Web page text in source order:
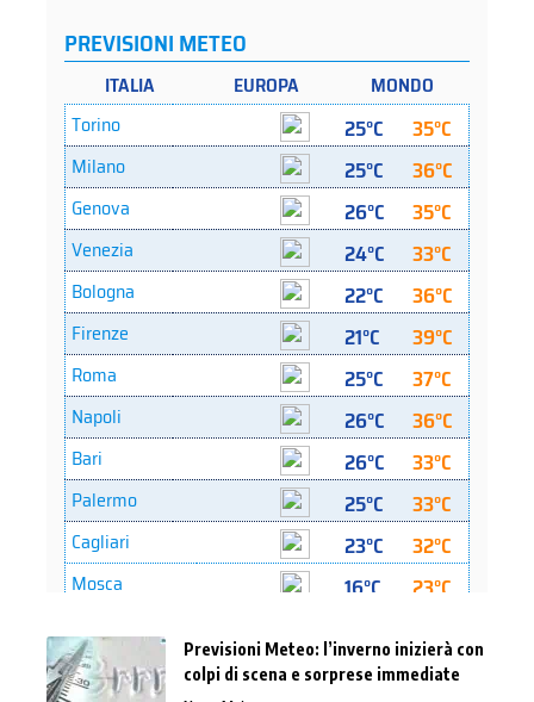
Previsioni Meteo: l’inverno inizierà con
colpi di scena e sorprese immediate